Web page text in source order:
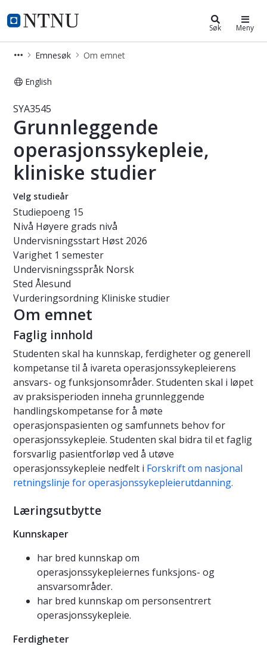
NTNU Hjemmeside
Studier Søk Meny
Emnesøk Om emnet
English
Emne - Grunnleggende
SYA3545
Grunnleggende
operasjonssykepleie,
kliniske studier
Velg studieår
Studiepoeng 15
Nivå Høyere grads nivå
Undervisningsstart Høst 2026
Varighet 1 semester
Undervisningsspråk Norsk
Sted Ålesund
Vurderingsordning Kliniske studier
Om emnet
Faglig innhold
Studenten skal ha kunnskap, ferdigheter og generell
kompetanse til å ivareta operasjonssykepleierens
ansvars- og funksjonsområder. Studenten skal i løpet
av praksisperioden inneha grunnleggende
handlingskompetanse for å møte
operasjonspasienten og samfunnets behov for
operasjonssykepleie. Studenten skal bidra til et faglig
forsvarlig pasientforløp ved å utøve
operasjonssykepleie nedfelt i Forskrift om nasjonal
retningslinje for operasjonssykepleierutdanning.
Læringsutbytte
Kunnskaper
har bred kunnskap om
operasjonssykepleiernes funksjons- og
ansvarsområder.
har bred kunnskap om personsentrert
operasjonssykepleie.
Ferdigheter